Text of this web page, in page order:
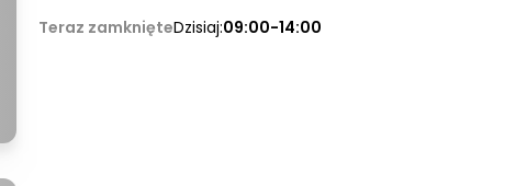
Teraz zamknięteDzisiaj:09:00-14:00